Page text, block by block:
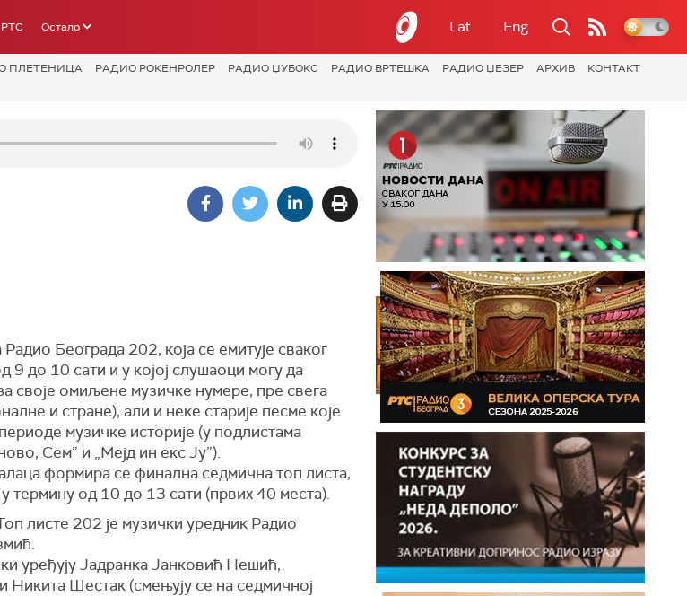
РТС Остало Lat Eng
ПЛЕТЕНИЦА РАДИО РОКЕНРОЛЕР РАДИО ЏУБОКС РАДИО ВРТЕШКА РАДИО ЏЕЗЕР АРХИВ
КОНТАКТ
Београда 202, која се емитује сваког
9 до 10 сати и у којој слушаоци могу да
своје омиљене музичке нумере, пре свега
и стране), али и неке старије песме које
музичке историје (у подлистама
Сем” и „Мејд ин екс Ју”).
формира се финална седмична топ листа,
у термину од 10 до 13 сати (првих 40 места).
листе 202 је музички уредник Радио
уређују Јадранка Јанковић Нешић,
Никита Шестак (смењују се на седмичној